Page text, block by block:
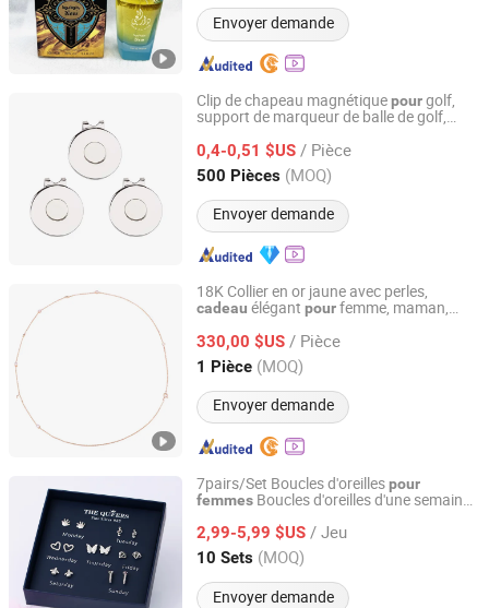
Envoyer demande
Clip de chapeau magnétiquepourgolf,
support de marqueur de balle de golf,
golfeurs
0,4-0,51 $US / Pièce
500 Pièces (MOQ)
Envoyer demande
Xiamen JTS Sports Equipment Co., Ltd.
Fujian, China Depuis 2021
18K Collier en or jaune avec perles,
cadeau élégant pourfemme, maman,
330,00 $US / Pièce
1 Pièce (MOQ)
Envoyer demande
Wuzhou Messi Gems Co., Ltd.
Depuis 2021
7pairs/Set Boucles d'oreillespour
femmes Boucles d'oreilles d'une semaine
2,99-5,99 $US / Jeu
10 Sets (MOQ)
Envoyer demande
Yiwu AVA Co., Ltd.
Zhejiang, China Depuis 2019